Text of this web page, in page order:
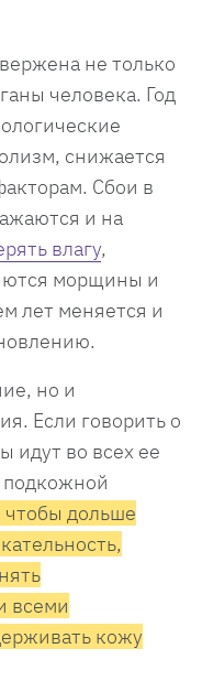
не только
человека. Год
снижается
Сбои в
и на
влагу,
морщины и
лет меняется и
но и
Если говорить о
идут во всех ее
чтобы дольше
всеми
кожу